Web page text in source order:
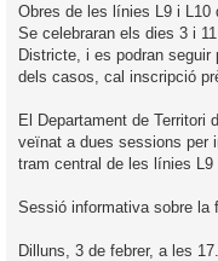
Obres de les línies L9 i L10
Se celebraran els dies 3 i
Districte, i es podran
dels casos, cal inscripció
El Departament de Territori
veïnat a dues sessions per
tram central de les línies L9
Sessió informativa sobre la
Dilluns, 3 de febrer, a les